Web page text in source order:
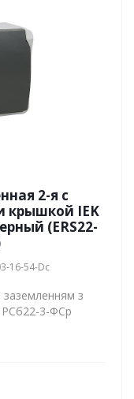
2-я с
крышкой IEK
(ERS22-
16-54-Dc
заземленням з
РСб22-3-ФСр